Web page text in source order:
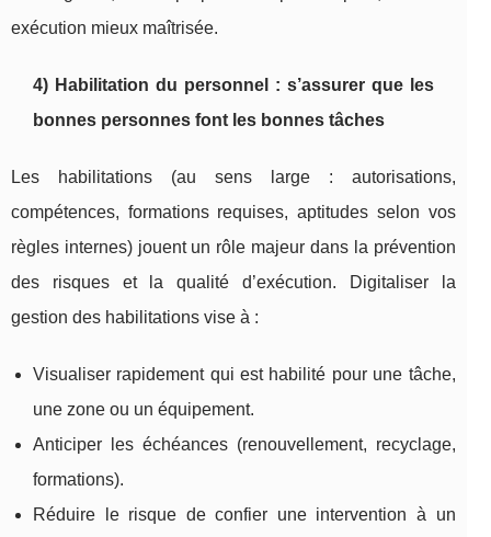
exécution mieux maîtrisée.
4) Habilitation du personnel : s’assurer que les
bonnes personnes font les bonnes tâches
Les habilitations (au sens large : autorisations,
compétences, formations requises, aptitudes selon vos
règles internes) jouent un rôle majeur dans la prévention
des risques et la qualité d’exécution. Digitaliser la
gestion des habilitations vise à :
Visualiser rapidement qui est habilité pour une tâche,
une zone ou un équipement.
Anticiper les échéances (renouvellement, recyclage,
formations).
Réduire le risque de confier une intervention à un